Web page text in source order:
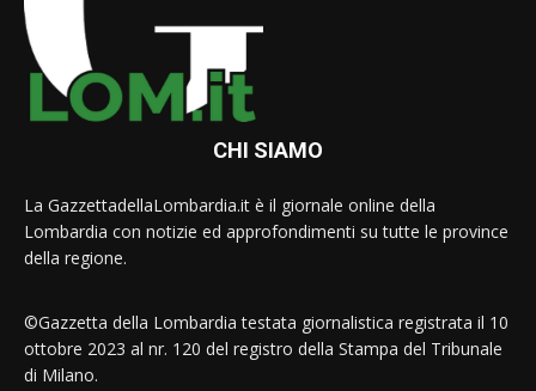
CHI SIAMO
La GazzettadellaLombardia.it è il giornale online della
Lombardia con notizie ed approfondimenti su tutte le province
della regione.
©Gazzetta della Lombardia testata giornalistica registrata il 10
ottobre 2023 al nr. 120 del registro della Stampa del Tribunale
di Milano.